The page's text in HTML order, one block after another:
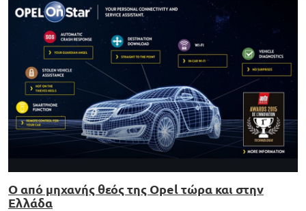
Ο από μηχανής θεός της Opel τώρα και στην
Ελλάδα